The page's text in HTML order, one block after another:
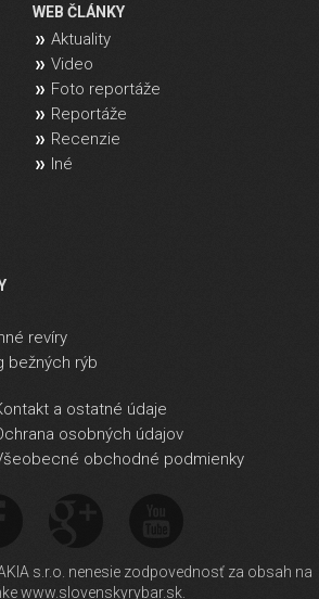
WEB ČLÁNKY
Aktuality
Video
Foto reportáže
Reportáže
Recenzie
Iné
revíry
bežných rýb
a ostatné údaje
osobných údajov
obchodné podmienky
s.r.o. nenesie zodpovednosť za obsah na
www.slovenskyrybar.sk.